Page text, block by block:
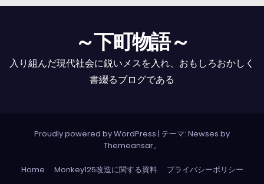
～下町物語～
入り組んだ現代社会に鋭いメスを入れ、おもしろおかしく
書綴るブログである
Proudly powered by WordPress | テーマ: Newses by
Themeansar。
Home Monkey125改造に関する資料 プライバシーポリシー